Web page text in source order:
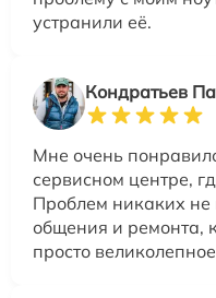
устранили её.
Кондратьев
Мне очень
сервисном центре,
Проблем никаких не
общения и ремонта,
просто